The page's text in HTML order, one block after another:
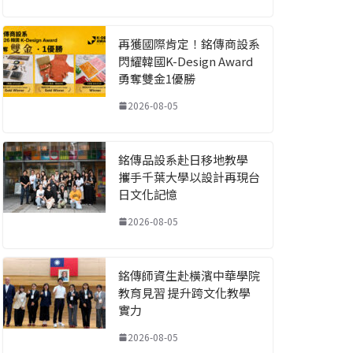
再獲國際肯定！銘傳商設系
閃耀韓國K-Design Award
勇奪雙金1優勝
2026-08-05
銘傳品設系赴日移地教學
攜手千葉大學以設計再現台
日文化記憶
2026-08-05
銘傳師資生赴橫濱中華學院
教育見習 提升跨文化教學
實力
2026-08-05